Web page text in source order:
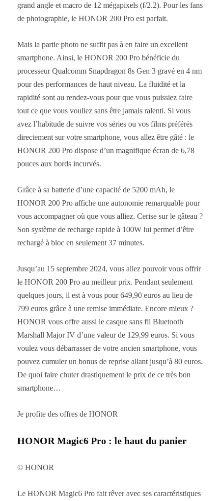
grand angle et macro de 12 mégapixels (f/2.2). Pour les fans
de photographie, le HONOR 200 Pro est parfait.
Mais la partie photo ne suffit pas à en faire un excellent
smartphone. Ainsi, le HONOR 200 Pro bénéficie du
processeur Qualcomm Snapdragon 8s Gen 3 gravé en 4 nm
pour des performances de haut niveau. La fluidité et la
rapidité sont au rendez-vous pour que vous puissiez faire
tout ce que vous vouliez sans être jamais ralenti. Si vous
avez l’habitude de suivre vos séries ou vos films préférés
directement sur votre smartphone, vous allez être gâté : le
HONOR 200 Pro dispose d’un magnifique écran de 6,78
pouces aux bords incurvés.
Grâce à sa batterie d’une capacité de 5200 mAh, le
HONOR 200 Pro affiche une autonomie remarquable pour
vous accompagner où que vous alliez. Cerise sur le gâteau ?
Son système de recharge rapide à 100W lui permet d’être
rechargé à bloc en seulement 37 minutes.
Jusqu’au 15 septembre 2024, vous allez pouvoir vous offrir
le HONOR 200 Pro au meilleur prix. Pendant seulement
quelques jours, il est à vous pour 649,90 euros au lieu de
799 euros grâce à une remise immédiate. Encore mieux ?
HONOR vous offre aussi le casque sans fil Bluetooth
Marshall Major IV d’une valeur de 129,99 euros. Si vous
voulez vous débarrasser de votre ancien smartphone, vous
pouvez cumuler un bonus de reprise allant jusqu’à 80 euros.
De quoi faire chuter drastiquement le prix de ce très bon
smartphone…
Je profite des offres de HONOR
HONOR Magic6 Pro : le haut du panier
© HONOR
Le HONOR Magic6 Pro fait rêver avec ses caractéristiques